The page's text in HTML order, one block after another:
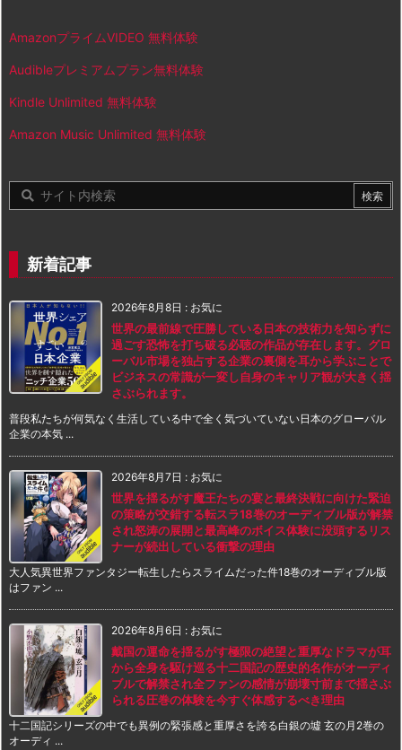
AmazonプライムVIDEO 無料体験
Audibleプレミアムプラン無料体験
Kindle Unlimited 無料体験
Amazon Music Unlimited 無料体験
新着記事
2026年8月8日 : お気に
世界の最前線で圧勝している日本の技術力を知らずに
過ごす恐怖を打ち破る必聴の作品が存在します。グロ
ーバル市場を独占する企業の裏側を耳から学ぶことで
ビジネスの常識が一変し自身のキャリア観が大きく揺
さぶられます。
普段私たちが何気なく生活している中で全く気づいていない日本のグローバル
企業の本気 ...
2026年8月7日 : お気に
世界を揺るがす魔王たちの宴と最終決戦に向けた緊迫
の策略が交錯する転スラ18巻のオーディブル版が解禁
され怒涛の展開と最高峰のボイス体験に没頭するリス
ナーが続出している衝撃の理由
大人気異世界ファンタジー転生したらスライムだった件18巻のオーディブル版
はファン ...
2026年8月6日 : お気に
戴国の運命を揺るがす極限の絶望と重厚なドラマが耳
から全身を駆け巡る十二国記の歴史的名作がオーディ
ブルで解禁され全ファンの感情が崩壊寸前まで揺さぶ
られる圧巻の体験を今すぐ体感するべき理由
十二国記シリーズの中でも異例の緊張感と重厚さを誇る白銀の墟 玄の月2巻の
オーディ ...